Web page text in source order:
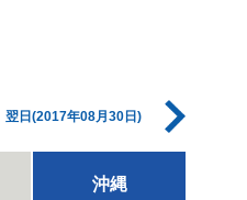
翌日(2017年08月30日)
沖縄